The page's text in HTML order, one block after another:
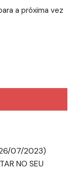
a próxima vez
07/2023)
NO SEU